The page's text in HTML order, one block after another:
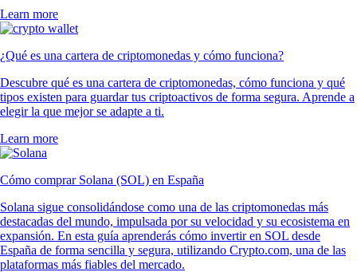
Learn more
¿Qué es una cartera de criptomonedas y cómo funciona?
Descubre qué es una cartera de criptomonedas, cómo funciona y qué
tipos existen para guardar tus criptoactivos de forma segura. Aprende a
elegir la que mejor se adapte a ti.
Learn more
Cómo comprar Solana (SOL) en España
Solana sigue consolidándose como una de las criptomonedas más
destacadas del mundo, impulsada por su velocidad y su ecosistema en
expansión. En esta guía aprenderás cómo invertir en SOL desde
España de forma sencilla y segura, utilizando Crypto.com, una de las
plataformas más fiables del mercado.